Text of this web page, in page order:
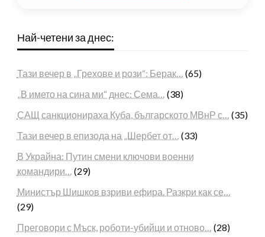
Най-четени за днес:
Тази вечер в „Грехове и рози“: Берак… (65)
„В името на сина ми“ днес: Сема… (38)
САЩ санкционираха Куба, българското МВнР с… (35)
Тази вечер в епизода на „Шербет от… (33)
В Украйна: Путин смени ключови военни
командири… (29)
Министър Шишков взриви ефира. Разкри как се…
(29)
Преговори с Мъск, роботи-убийци и отново… (28)